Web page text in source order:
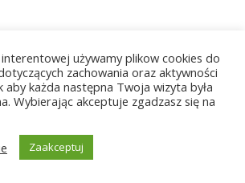
Built using WordPress andEmpowerWP
używamy plikow cookies do
zachowania oraz aktywności
każda następna Twoja wizyta była
Wybierając akceptuje zgadzasz się na
Zaakceptuj